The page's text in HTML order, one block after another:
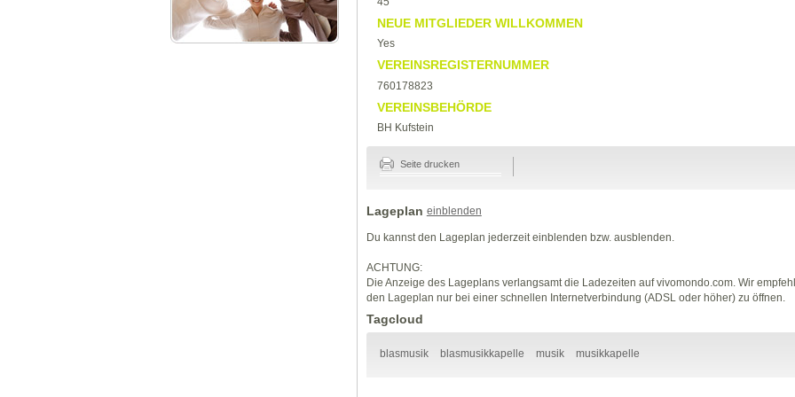
NEUE MITGLIEDER WILLKOMMEN
Yes
VEREINSREGISTERNUMMER
760178823
VEREINSBEHÖRDE
BH Kufstein
Seite drucken
Lageplan einblenden
Du kannst den Lageplan jederzeit einblenden bzw. ausblenden.
ACHTUNG:
Die Anzeige des Lageplans verlangsamt die Ladezeiten auf vivomondo.com. Wir
den Lageplan nur bei einer schnellen Internetverbindung (ADSL oder höher) zu öffnen.
Tagcloud
blasmusik blasmusikkapelle musik musikkapelle